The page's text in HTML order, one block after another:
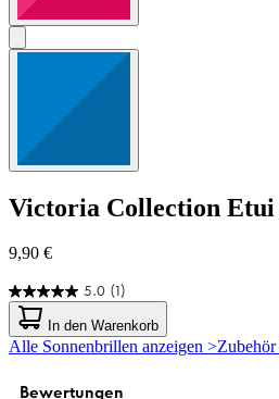
Victoria Collection Etui
9,90 €
5.0 (1)
5.0
von
5
Sternen.
In den Warenkorb
Alle Sonnenbrillen anzeigen >